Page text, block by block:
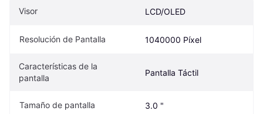
Visor LCD/OLED
Resolución de Pantalla 1040000 Píxel
Características de la
pantalla
Pantalla Táctil
Tamaño de pantalla 3.0 "